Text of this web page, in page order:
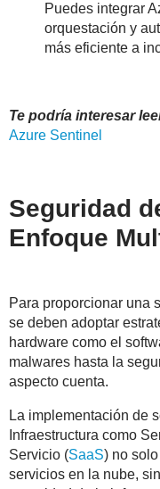
Puedes integrar
orquestación y
más eficiente a
Te podría interesar
Azure Sentinel
Seguridad
Enfoque
Para proporcionar una
se deben adoptar
hardware como el
malwares hasta la
aspecto cuenta.
La implementación de
Infraestructura como
Servicio (SaaS) no
servicios en la nube,